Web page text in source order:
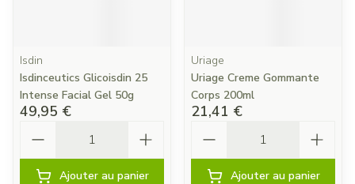
Isdin
Isdinceutics Glicoisdin 25
Intense Facial Gel 50g
49,95 €
Ajouter au panier
Uriage
Uriage Creme Gommante
Corps 200ml
21,41 €
Ajouter au panier